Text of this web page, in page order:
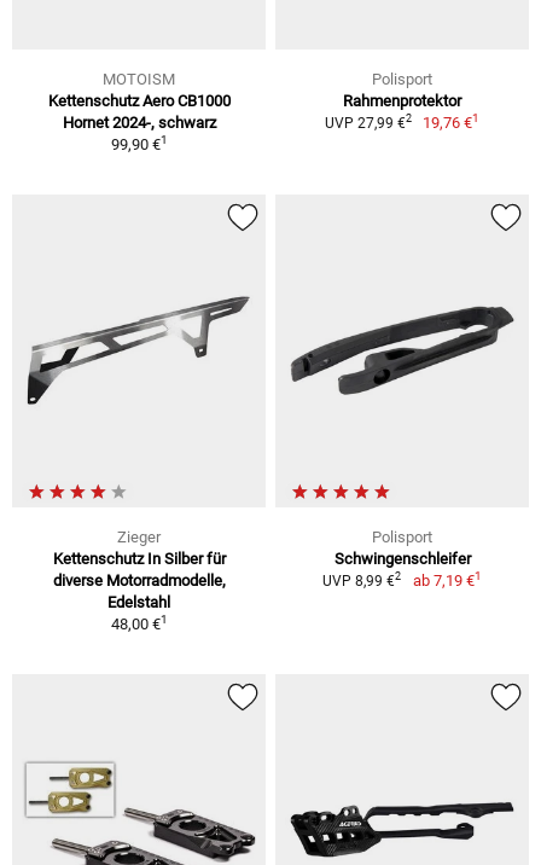
MOTOISM
Kettenschutz Aero CB1000
Hornet 2024-, schwarz
99,90 €1
Polisport
Rahmenprotektor
UVP 27,99 €2 19,76 €1
Zieger
Kettenschutz In Silber für
diverse Motorradmodelle,
Edelstahl
48,00 €1
Polisport
Schwingenschleifer
UVP 8,99 €2 ab 7,19 €1